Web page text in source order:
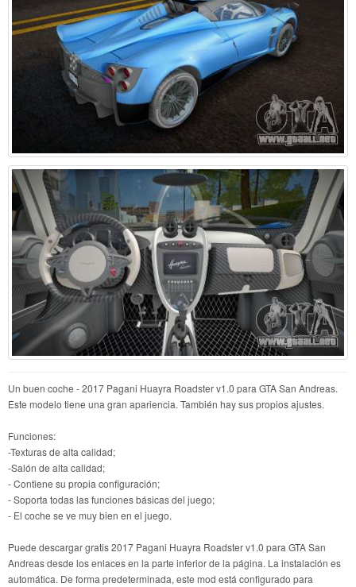
Un buen coche - 2017 Pagani Huayra Roadster v1.0 para GTA San Andreas.
Este modelo tiene una gran apariencia. También hay sus propios ajustes.
Funciones:
-Texturas de alta calidad;
-Salón de alta calidad;
- Contiene su propia configuración;
- Soporta todas las funciones básicas del juego;
- El coche se ve muy bien en el juego.
Puede descargar gratis 2017 Pagani Huayra Roadster v1.0 para GTA San
Andreas desde los enlaces en la parte inferior de la página. La instalación es
automática. De forma predeterminada, este mod está configurado para